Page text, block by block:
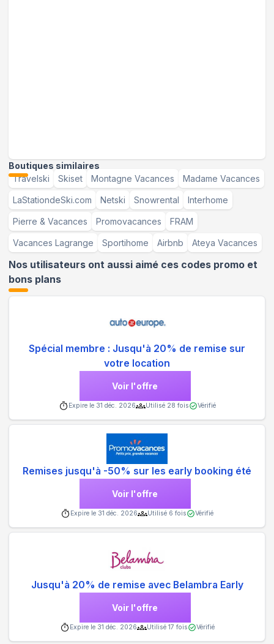
Boutiques similaires
Travelski
Skiset Montagne Vacances Madame Vacances
LaStationdeSki.com Netski Snowrental Interhome
Pierre & Vacances Promovacances FRAM
Vacances Lagrange Sportihome Airbnb Ateya Vacances
Nos utilisateurs ont aussi aimé ces codes promo et
bons plans
Spécial membre : Jusqu'à 20% de remise sur
votre location
Voir l'offre
Expire le 31 déc. 2026 Utilisé 28 fois Vérifié
Remises jusqu'à -50% sur les early booking été
Voir l'offre
Expire le 31 déc. 2026 Utilisé 6 fois Vérifié
Jusqu'à 20% de remise avec Belambra Early
Voir l'offre
Expire le 31 déc. 2026 Utilisé 17 fois Vérifié